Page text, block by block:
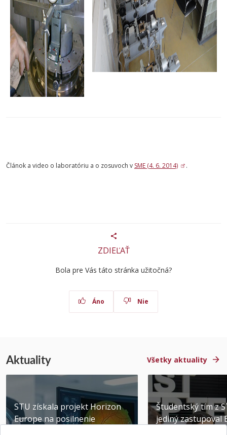
Článok a video o laboratóriu a o zosuvoch v SME (4. 6. 2014) .
ZDIEĽAŤ
Bola pre Vás táto stránka užitočná?
Áno Nie
Aktuality Všetky aktuality
STU získala projekt Horizon
Europe na posilnenie
Študentský tím z
jediný zastupoval